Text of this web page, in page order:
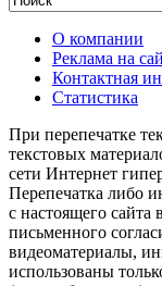
О компании
Реклама на
Контактная
Статистика
При перепечатке
текстовых
сети Интернет
Перепечатка либо
с настоящего
письменного
видеоматериалы,
использованы